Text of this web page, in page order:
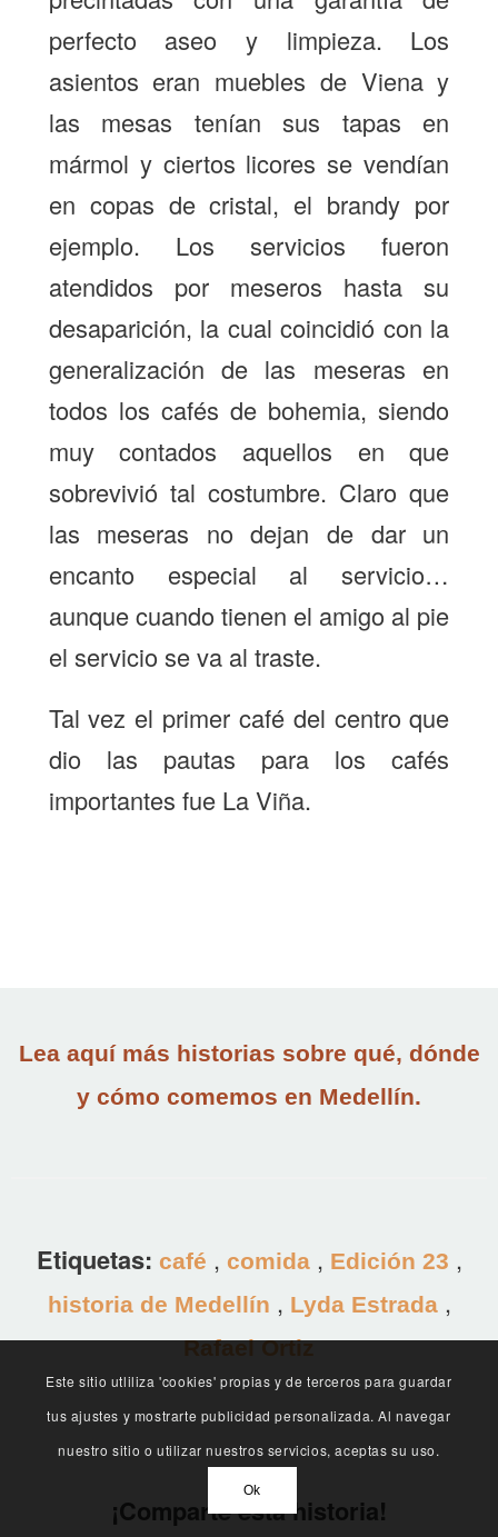
perfecto aseo y limpieza. Los
asientos eran muebles de Viena y
las mesas tenían sus tapas en
mármol y ciertos licores se vendían
en copas de cristal, el brandy por
ejemplo. Los servicios fueron
atendidos por meseros hasta su
desaparición, la cual coincidió con la
generalización de las meseras en
todos los cafés de bohemia, siendo
muy contados aquellos en que
sobrevivió tal costumbre. Claro que
las meseras no dejan de dar un
encanto especial al servicio…
aunque cuando tienen el amigo al pie
el servicio se va al traste.
Tal vez el primer café del centro que
dio las pautas para los cafés
importantes fue La Viña.
Lea aquí más historias sobre qué, dónde
y cómo comemos en Medellín.
Etiquetas: café , comida, Edición 23 ,
historia de Medellín , Lyda Estrada,
Rafael Ortiz
¡Comparte esta historia!
Este sitio utliliza 'cookies' propias y de terceros para guardar
tus ajustes y mostrarte publicidad personalizada. Al navegar
nuestro sitio o utilizar nuestros servicios, aceptas su uso.
Ok